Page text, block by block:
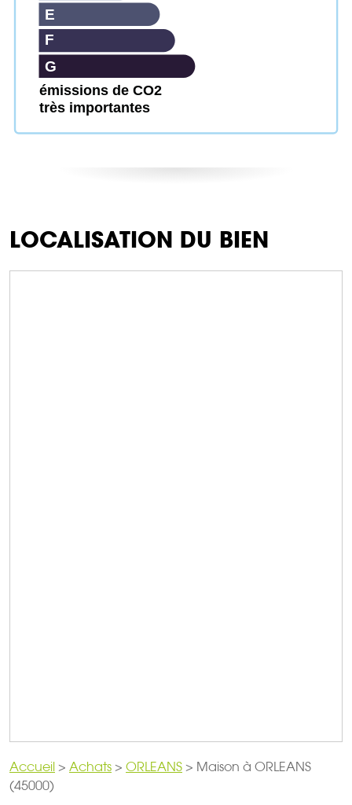
émissions de CO2
très importantes
G
F
E
LOCALISATION DU BIEN
Accueil > Achats > ORLEANS > Maison à ORLEANS
(45000)